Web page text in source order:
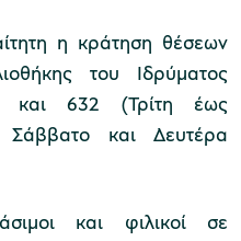
η κράτηση θέσεων
του Ιδρύματος
και 632 (Τρίτη έως
και Δευτέρα
και φιλικοί σε